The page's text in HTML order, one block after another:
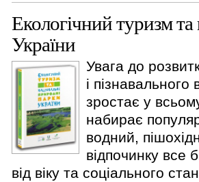
Екологічний туризм та
України
Увага до
і
зростає у
набирає
водний,
відпочинку все
від віку та соціального